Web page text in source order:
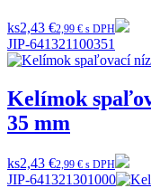
ks2,43 €2,99 € s DPH
JIP-641321100351
Kelímok
35 mm
ks2,43 €2,99 € s DPH
JIP-641321301000